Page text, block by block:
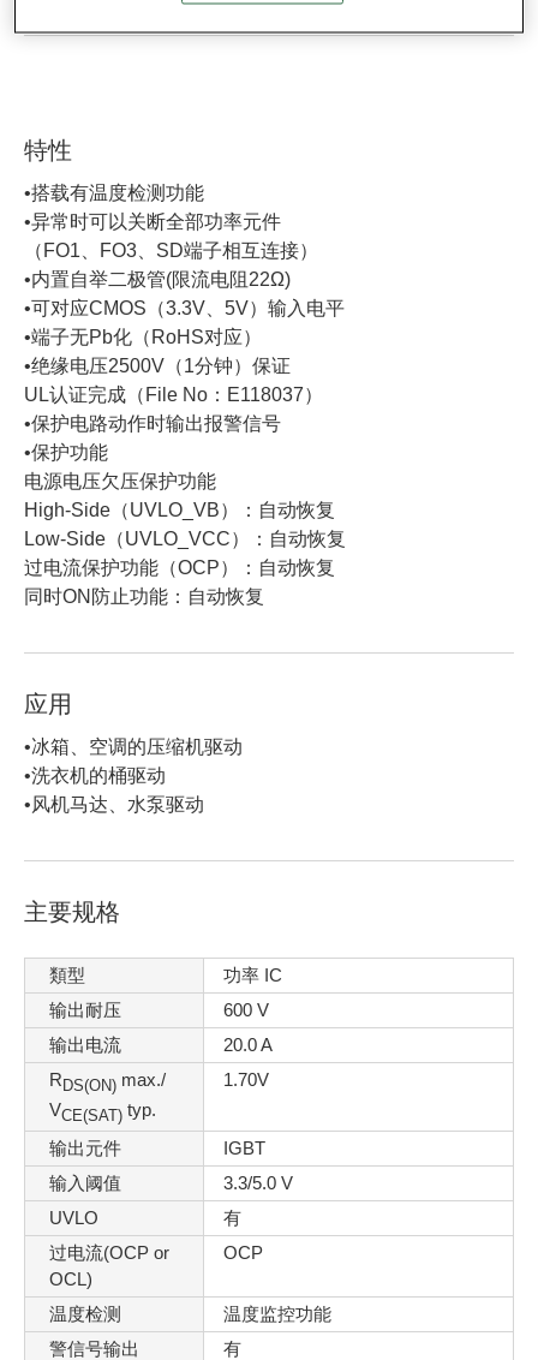
特性
•搭载有温度检测功能
•异常时可以关断全部功率元件
（FO1、FO3、SD端子相互连接）
•内置自举二极管(限流电阻22Ω)
•可对应CMOS（3.3V、5V）输入电平
•端子无Pb化（RoHS对应）
•绝缘电压2500V（1分钟）保证
UL认证完成（File No：E118037）
•保护电路动作时输出报警信号
•保护功能
电源电压欠压保护功能
High-Side（UVLO_VB）：自动恢复
Low-Side（UVLO_VCC）：自动恢复
过电流保护功能（OCP）：自动恢复
同时ON防止功能：自动恢复
应用
•冰箱、空调的压缩机驱动
•洗衣机的桶驱动
•风机马达、水泵驱动
主要规格
類型
功率 IC
输出耐压
600 V
输出电流
20.0 A
R DS(ON) max./
VCE(SAT) typ.
1.70V
输出元件
IGBT
输入阈值
3.3/5.0 V
UVLO
有
过电流(OCP or
OCL)
OCP
温度检测
温度监控功能
警信号输出
有